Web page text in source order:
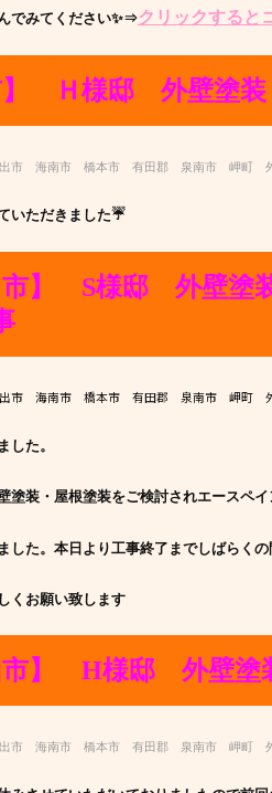
でみてください✨⇒クリックすると
Ｈ様邸 外壁塗装
出市 海南市 橋本市 有田郡 泉南市 岬町
いただきました☔
】 S様邸 外壁塗
市 海南市 橋本市 有田郡 泉南市 岬町
した。
塗装・屋根塗装をご検討されエースペ
した。本日より工事終了までしばらく
くお願い致します
市】 H様邸 外壁塗
出市 海南市 橋本市 有田郡 泉南市 岬町